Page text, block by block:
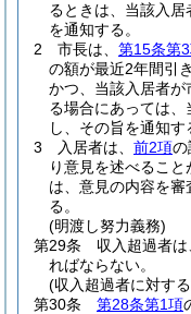
るときは、当該入
を通知する。
2
市長は、 第15条第
の額が最近2年間引
かつ、当該入居者
る場合にあっては
し、その旨を通知す
3
入居者は、 前2項の
り意見を述べること
は、意見の内容を
る。
(明渡し努力義務)
第29条
収入超過者
ればならない。
(収入超過者に対す
第30条
第28条第1項